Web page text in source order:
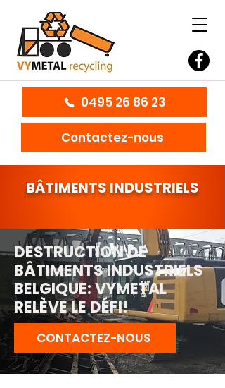
0495 26 86 23
Contactez-nous
BÂTIMENTS INDUSTRIELS
DESTRUCTION DE
BÂTIMENTS INDUSTRIELS
BELGIQUE: VYMETAL
RELÈVE LE DÉFI!
CONTACTEZ-NOUS